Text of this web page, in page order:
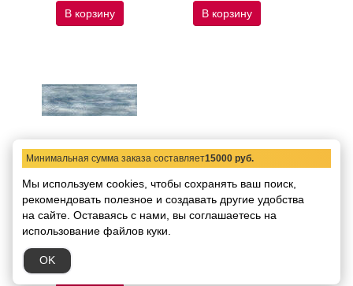
В корзину В корзину
Декор Keraben Capitol
Код товара:
Поверхность:глянцевая
Размер:30х90
В упаковке:4 шт. / 1.08
5673.60 руб.
5106.24 руб.
Минимальная сумма заказа составляет15000 руб.
Мы используем cookies, чтобы сохранять ваш поиск,
рекомендовать полезное и создавать другие удобства
на сайте. Оставаясь с нами, вы соглашаетесь на
использование файлов куки.
OK